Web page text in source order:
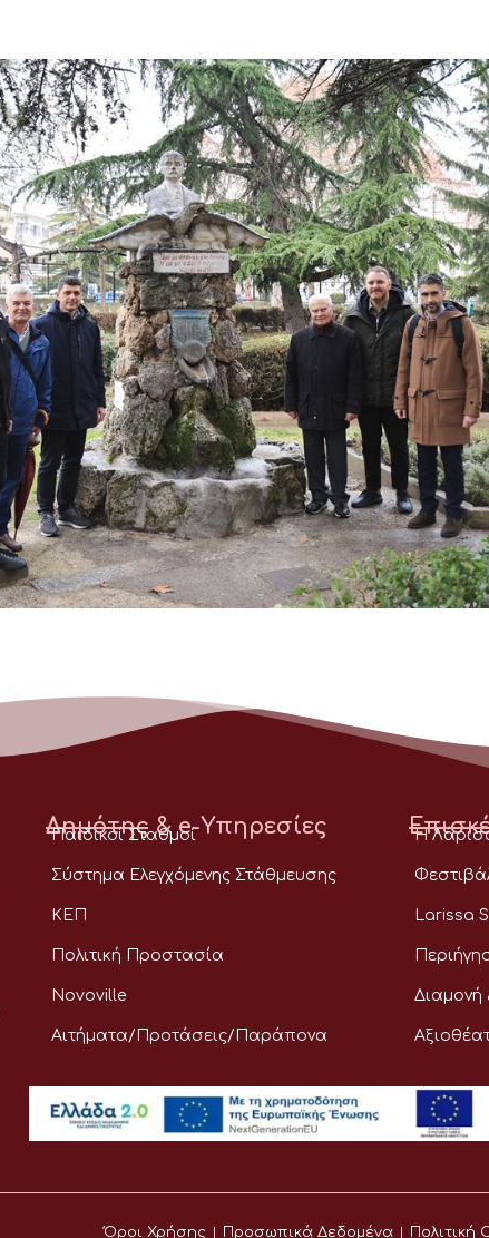
Δημότης & e-Υπηρεσίες
Παιδικοί Σταθμοί
Σύστημα Ελεγχόμενης Στάθμευσης
ΚΕΠ
Πολιτική Προστασία
Novoville
Αιτήματα/Προτάσεις/Παράπονα
Η
Larissa
Διαμονή
Όροι Χρήσης Προσωπικά Δεδομένα Πολιτική